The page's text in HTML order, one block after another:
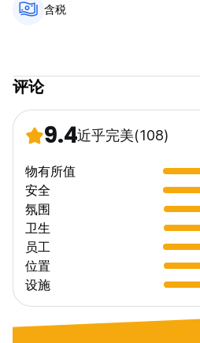
入住时间为11:00至23:00。
包含早餐。
24 小时接待。
没有宵禁。
禁止吸烟。
年龄限制：仅限 18 岁以上。
最长停留期限为 14 天。 (Auto-
language)
含税
评论
9.4近乎完美(108)
物有所值
安全
氛围
卫生
员工
位置
设施